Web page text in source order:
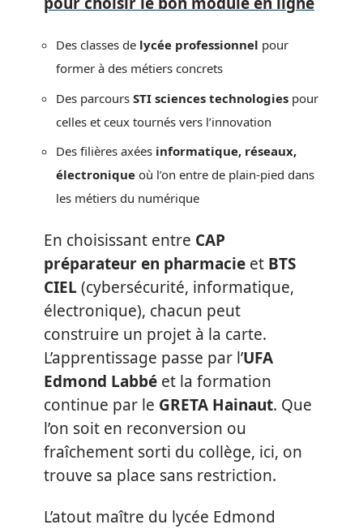
Des classes de lycée professionnel pour
former à des métiers concrets
Des parcours STI sciences technologies pour
celles et ceux tournés vers l’innovation
Des filières axées informatique, réseaux,
électronique où l’on entre de plain-pied dans
les métiers du numérique
En choisissant entre CAP
préparateur en pharmacie et BTS
CIEL (cybersécurité, informatique,
électronique), chacun peut
construire un projet à la carte.
L’apprentissage passe par l’UFA
Edmond Labbé et la formation
continue par le GRETA Hainaut. Que
l’on soit en reconversion ou
fraîchement sorti du collège, ici, on
trouve sa place sans restriction.
L’atout maître du lycée Edmond